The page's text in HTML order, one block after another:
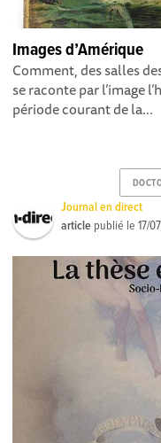
Images d’Amérique
Comment, des salles
se raconte par l’image
période courant de la...
Journal en direct
article publié le17/